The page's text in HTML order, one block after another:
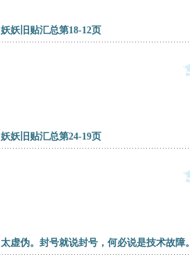
妖妖旧贴汇总第18-12页
妖妖旧贴汇总第24-19页
太虚伪。封号就说封号，何必说是技术故障。